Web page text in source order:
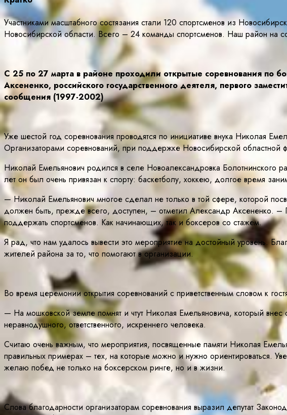
Участниками масштабного состязания стали 120 спортсменов из
Новосибирской области. Всего – 24 команды спортсменов. Наш район на
С 25 по 27 марта в районе проходили открытые соревнования по
Аксененко, российского государственного деятеля, первого
сообщения (1997-2002)
Уже шестой год соревнования проводятся по инициативе внука Николая
Организаторами соревнований, при поддержке Новосибирской
Николай Емельянович родился в селе Новоалександровка
лет он был очень привязан к спорту: баскетболу, хоккею, долгое время
— Николай Емельянович многое сделал не только в той сфере, которой
должен быть, прежде всего, доступен, – отметил Александр Аксененко. –
поддержать спортсменов. Как начинающих, так и боксеров со стажем.
Я рад, что нам удалось вывести это мероприятие на достойный
жителей района за то, что помогают в организации.
Во время церемонии открытия соревнований с приветственным словом к
— На мошковской земле помнят и чтут Николая Емельяновича, который
неравнодушного, ответственного, искреннего человека.
Считаю очень важным, что мероприятия, посвященные памяти Николая
правильных примерах – тех, на которые можно и нужно ориентироваться.
желаю побед не только на боксерском ринге, но и в жизни.
Слова благодарности организаторам соревнования выразил депутат